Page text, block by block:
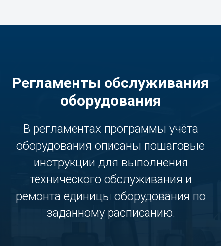
Регламенты обслуживания
оборудования
В регламентах программы учёта
оборудования описаны пошаговые
инструкции для выполнения
технического обслуживания и
ремонта единицы оборудования по
заданному расписанию.